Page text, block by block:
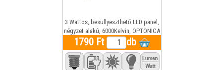
3 Wattos, besüllyeszthető LED panel,
négyzet alakú, 6000Kelvin, OPTONICA
LED-DL2444 1 év gar.
1790 Ft db